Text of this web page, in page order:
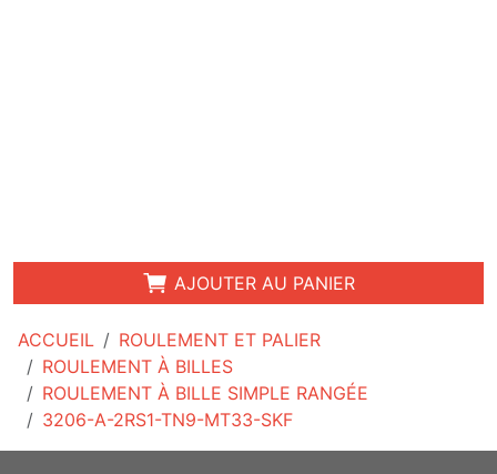
ACCUEIL
ROULEMENT ET PALIER
ROULEMENT À BILLES
ROULEMENT À BILLE SIMPLE RANGÉE
3206-A-2RS1-TN9-MT33-SKF
AJOUTER AU PANIER